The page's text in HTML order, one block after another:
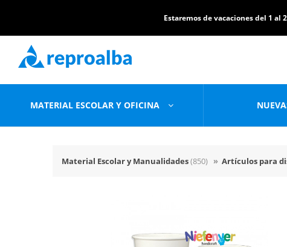
Estaremos de vacaciones del 1 al
MATERIAL ESCOLAR Y OFICINA
Material Escolar y Manualidades(850) » Artículos para